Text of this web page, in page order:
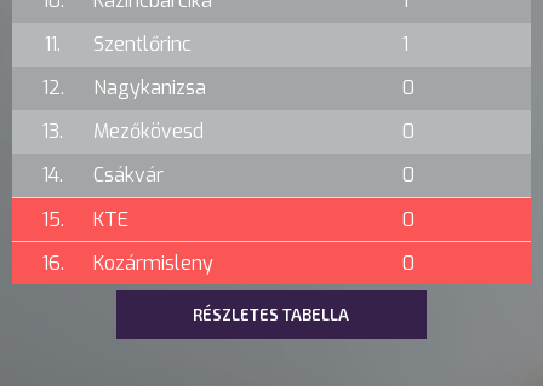
11.
Szentlőrinc
1
12.
Nagykanizsa
0
13.
Mezőkövesd
0
14.
Csákvár
0
15.
KTE
0
16.
Kozármisleny 0
RÉSZLETES TABELLA